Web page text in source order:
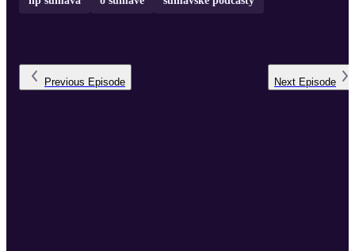
Previous Episode Next Episode